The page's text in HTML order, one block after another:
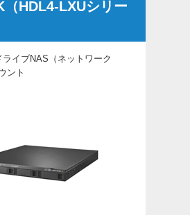
（HDL4-LXUシリー
イブNAS（ネットワーク
ント